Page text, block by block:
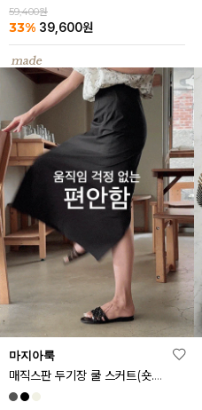
59,400원
33% 39,600원
마지아룩
매직스판 두기장 쿨 스커트(숏.기본ver)